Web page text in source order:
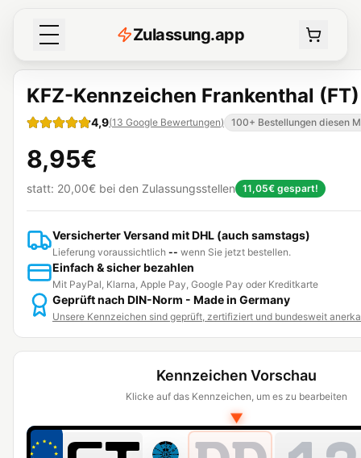
Zulassung.app
KFZ-Kennzeichen Frankenthal (FT)
4,9(13 Google Bewertungen) 100+ Bestellungen diesen
8,95€
statt: 20,00€ bei den Zulassungsstellen 11,05€ gespart!
Versicherter Versand mit DHL (auch samstags)
Lieferung voraussichtlich -- wenn Sie jetzt bestellen.
Einfach & sicher bezahlen
Mit PayPal, Klarna, Apple Pay, Google Pay oder Kreditkarte
Geprüft nach DIN-Norm - Made in Germany
Unsere Kennzeichen sind geprüft, zertifiziert und bundesweit
Kennzeichen Vorschau
Klicke auf das Kennzeichen, um es zu bearbeiten
▼